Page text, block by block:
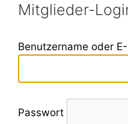
Mitglieder-
Benutzername oder
Passwort